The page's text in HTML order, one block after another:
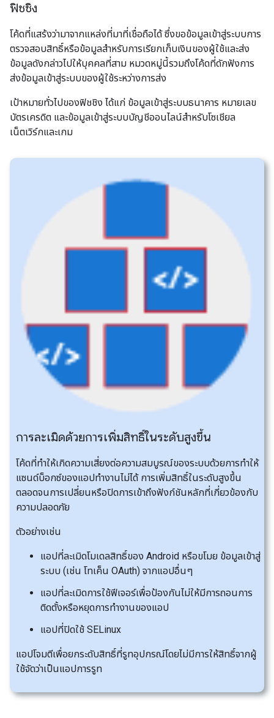
ฟิชชิง
โค้ดที่แสร้งว่ามาจากแหล่งที่มาที่เชื่อถือได้ ซึ่งขอข้อมูลเข้าสู่ระบบการ
ตรวจสอบสิทธิ์หรือข้อมูลสำหรับการเรียกเก็บเงินของผู้ใช้และส่ง
ข้อมูลดังกล่าวไปให้บุคคลที่สาม หมวดหมู่นี้รวมถึงโค้ดที่ดักฟังการ
ส่งข้อมูลเข้าสู่ระบบของผู้ใช้ระหว่างการส่ง
เป้าหมายทั่วไปของฟิชชิง ได้แก่ ข้อมูลเข้าสู่ระบบธนาคาร หมายเลข
บัตรเครดิต และข้อมูลเข้าสู่ระบบบัญชีออนไลน์สำหรับโซเชียล
เน็ตเวิร์กและเกม
การละเมิดด้วยการเพิ่มสิทธิ์ในระดับสูงขึ้น
โค้ดที่ทำให้เกิดความเสี่ยงต่อความสมบูรณ์ของระบบด้วยการทำให้
แซนด์บ็อกซ์ของแอปทำงานไม่ได้ การเพิ่มสิทธิ์ในระดับสูงขึ้น
ตลอดจนการเปลี่ยนหรือปิดการเข้าถึงฟังก์ชันหลักที่เกี่ยวข้องกับ
ความปลอดภัย
ตัวอย่างเช่น
แอปที่ละเมิดโมเดลสิทธิ์ของ Android หรือขโมย ข้อมูลเข้าสู่
ระบบ (เช่น โทเค็น OAuth) จากแอปอื่นๆ
แอปที่ละเมิดการใช้ฟีเจอร์เพื่อป้องกันไม่ให้มีการถอนการ
ติดตั้งหรือหยุดการทำงานของแอป
แอปที่ปิดใช้ SELinux
แอปโจมตีเพื่อยกระดับสิทธิ์ที่รูทอุปกรณ์โดยไม่มีการให้สิทธิ์จากผู้
ใช้จัดว่าเป็นแอปการรูท